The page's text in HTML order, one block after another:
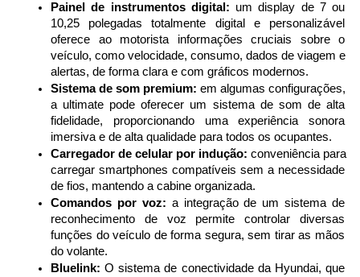
Painel de instrumentos digital: um display de 7 ou
10,25 polegadas totalmente digital e personalizável
oferece ao motorista informações cruciais sobre o
veículo, como velocidade, consumo, dados de viagem e
alertas, de forma clara e com gráficos modernos.
Sistema de som premium: em algumas configurações,
a ultimate pode oferecer um sistema de som de alta
fidelidade, proporcionando uma experiência sonora
imersiva e de alta qualidade para todos os ocupantes.
Carregador de celular por indução: conveniência para
carregar smartphones compatíveis sem a necessidade
de fios, mantendo a cabine organizada.
Comandos por voz: a integração de um sistema de
reconhecimento de voz permite controlar diversas
funções do veículo de forma segura, sem tirar as mãos
do volante.
Bluelink: O sistema de conectividade da Hyundai, que